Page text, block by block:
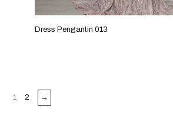
Dress Pengantin 013
1 2 →